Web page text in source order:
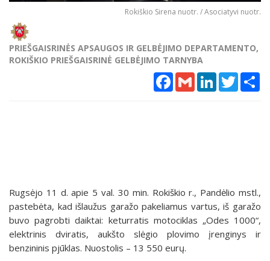
Rokiškio Sirena nuotr. / Asociatyvi nuotr.
PRIEŠGAISRINĖS APSAUGOS IR GELBĖJIMO DEPARTAMENTO,
ROKIŠKIO PRIEŠGAISRINĖ GELBĖJIMO TARNYBA
Facebook
Gmail LinkedInTwitter
Rugsėjo 11 d. apie 5 val. 30 min. Rokiškio r., Pandėlio mstl.,
pastebėta, kad išlaužus garažo pakeliamus vartus, iš garažo
buvo pagrobti daiktai: keturratis motociklas „Odes 1000“,
elektrinis dviratis, aukšto slėgio plovimo įrenginys ir
benzininis pjūklas. Nuostolis – 13 550 eurų.